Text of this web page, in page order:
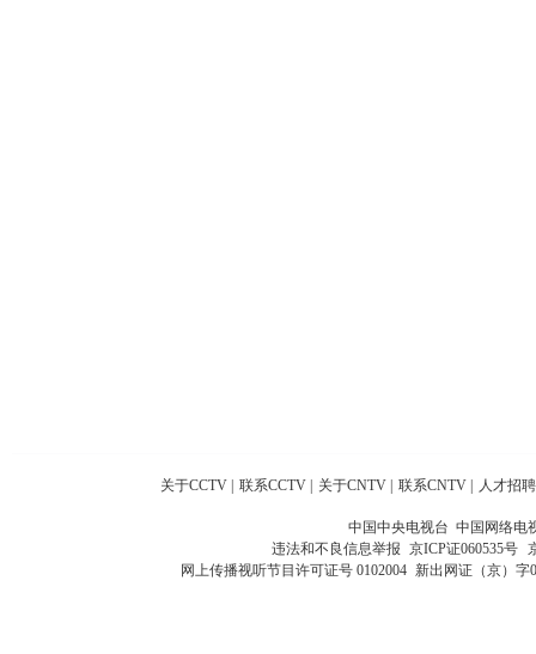
关于CCTV 联系CCTV 关于CNTV 联系CNTV 人才招聘
中国中央电视台 中国网络电
违法和不良信息举报 京ICP证060535号
网上传播视听节目许可证号 0102004 新出网证（京）